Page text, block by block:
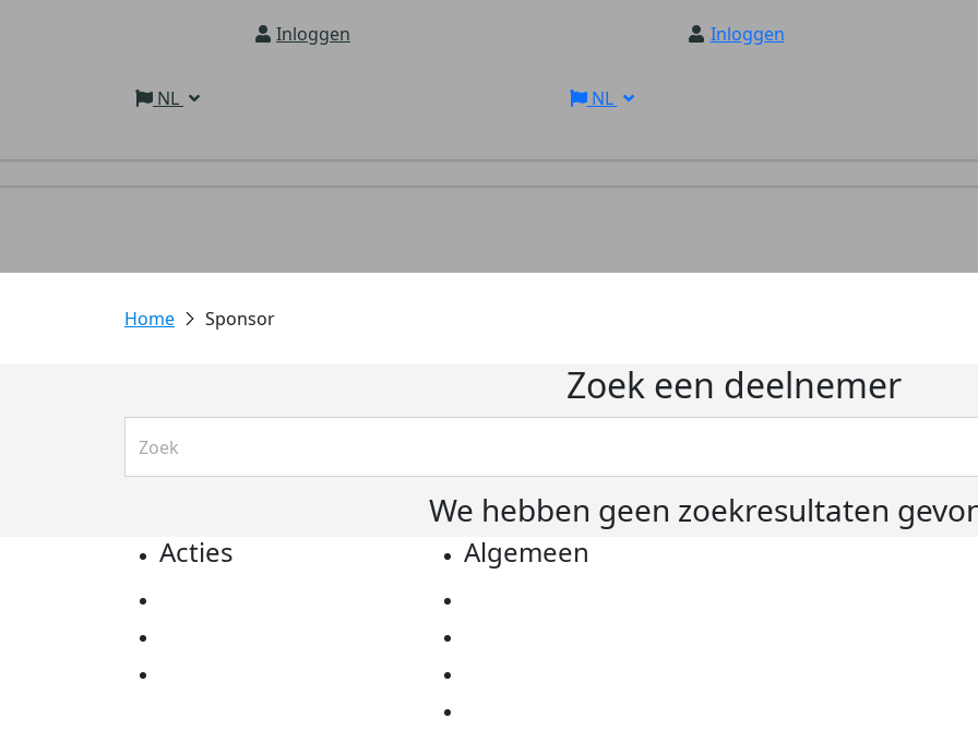
Inloggen
NL
Inloggen
NL
Sponsor
Zoek een deelnemer
We hebben geen zoekresultaten
Acties Algemeen